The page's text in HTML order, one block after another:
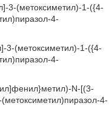
3-(метоксиметил)-1-({4-
4-
3-(метоксиметил)-1-({4-
4-
N-[(3-
4-